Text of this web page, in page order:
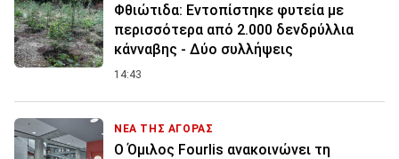
Φθιώτιδα: Εντοπίστηκε φυτεία με
περισσότερα από 2.000 δενδρύλλια
κάνναβης - Δύο συλλήψεις
14:43
ΝΕΑ ΤΗΣ ΑΓΟΡΑΣ
Ο Όμιλος Fourlis ανακοινώνει τη